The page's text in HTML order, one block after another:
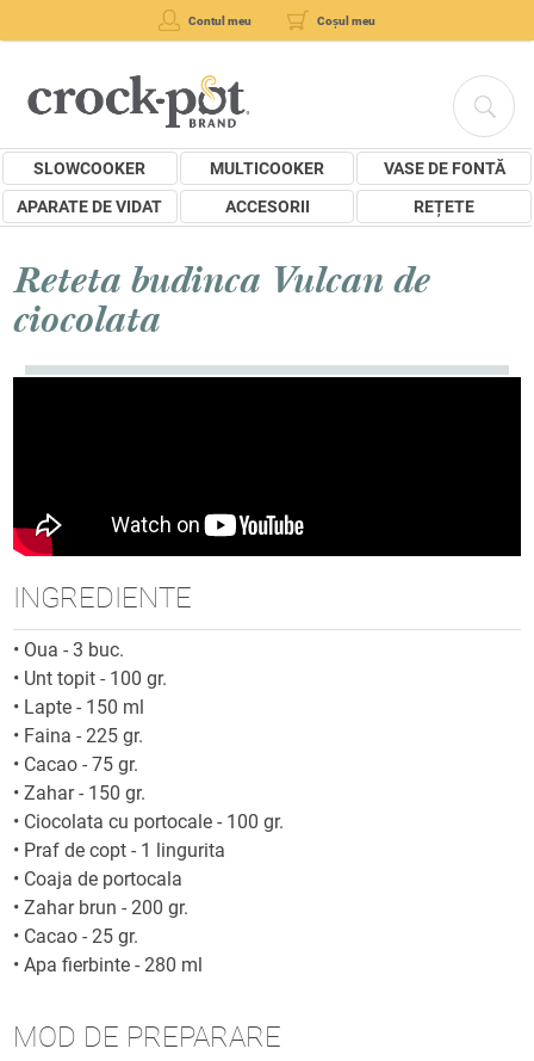
Contul meu Coșul meu
SLOWCOOKER MULTICOOKER
VASE DE FONTĂ
APARATE DE VIDAT
ACCESORII REȚETE
Reteta budinca Vulcan de
ciocolata
INGREDIENTE
• Oua - 3 buc.
• Unt topit - 100 gr.
• Lapte - 150 ml
• Faina - 225 gr.
• Cacao - 75 gr.
•Zahar - 150 gr.
• Ciocolata cu portocale - 100 gr.
• Praf de copt - 1 lingurita
• Coaja de portocala
•Zahar brun - 200 gr.
• Cacao - 25 gr.
•Apa fierbinte - 280 ml
MOD DE PREPARARE